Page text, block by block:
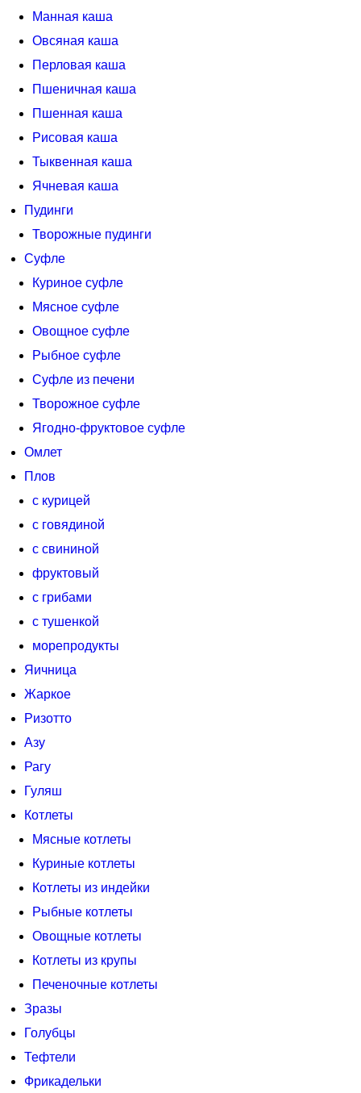
Манная каша
Овсяная каша
Перловая каша
Пшеничная каша
Пшенная каша
Рисовая каша
Тыквенная каша
Ячневая каша
Пудинги
Творожные пудинги
Суфле
Куриное суфле
Мясное суфле
Овощное суфле
Рыбное суфле
Суфле из печени
Творожное суфле
Ягодно-фруктовое суфле
Омлет
Плов
с курицей
с говядиной
с свининой
фруктовый
с грибами
с тушенкой
морепродукты
Яичница
Жаркое
Ризотто
Азу
Рагу
Гуляш
Котлеты
Мясные котлеты
Куриные котлеты
Котлеты из индейки
Рыбные котлеты
Овощные котлеты
Котлеты из крупы
Печеночные котлеты
Зразы
Голубцы
Тефтели
Фрикадельки